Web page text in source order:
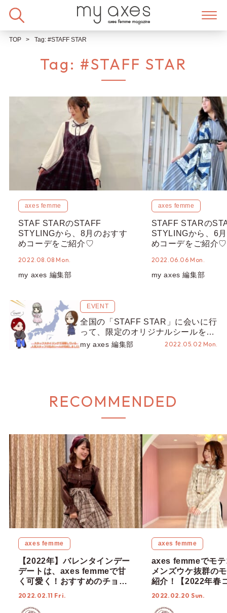
TOP Tag: #STAFF STAR
Tag: #STAFF STAR
axes femme
STAF STARのSTAFF
STYLINGから、8月のおすす
めコーデをご紹介♡
my axes 編集部
2022.08.08 Mon.
axes femme
STAFF STARの
STYLINGから、6
めコーデをご紹介♡
my axes 編集部
2022.06.06 Mon.
EVENT
全国の「STAFF STAR」に会いに行
って、限定のオリジナルシールをも
らおう！
my axes 編集部 2022.05.02 Mon.
RECOMMENDED
axes femme
【2022年】バレンタインデー
デートは、axes femmeで甘
く可愛く！おすすめのチョコ
レートコーデ5選！
2022.02.11 Fri.
axes femme
axes femmeでモ
メンズウケ抜群の
紹介！【2022年春
2022.02.20 Sun.